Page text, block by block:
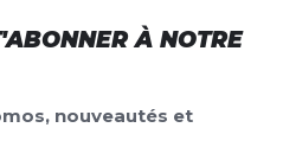
À NOTRE
nouveautés et